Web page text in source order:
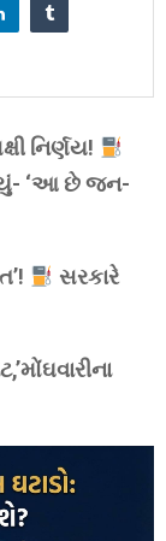
નિર્ણય!
‘આ છે જન-
સરકારે